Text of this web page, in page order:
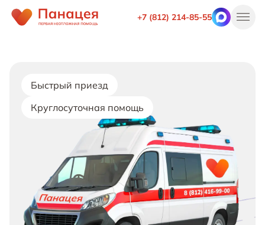
+7 (812) 214-85-55
Быстрый приезд
Круглосуточная помощь